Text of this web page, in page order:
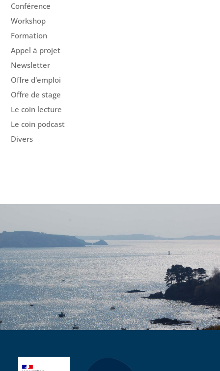
Conférence
Workshop
Formation
Appel à projet
Newsletter
Offre d'emploi
Offre de stage
Le coin lecture
Le coin podcast
Divers